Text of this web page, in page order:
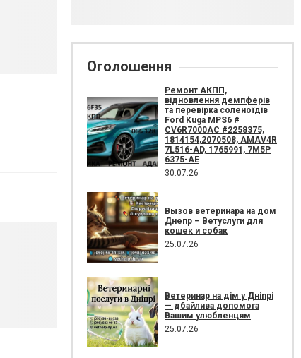
Оголошення
Ремонт АКПП,
відновлення демпферів
та перевірка соленоїдів
Ford Kuga MPS6 #
CV6R7000AC #2258375,
1814154,2070508, AMAV4R
7L516-AD, 1765991, 7M5P
6375-AE
30.07.26
Вызов ветеринара на дом
Днепр – Ветуслуги для
кошек и собак
25.07.26
Ветеринар на дім у Дніпрі
— дбайлива допомога
Вашим улюбленцям
25.07.26